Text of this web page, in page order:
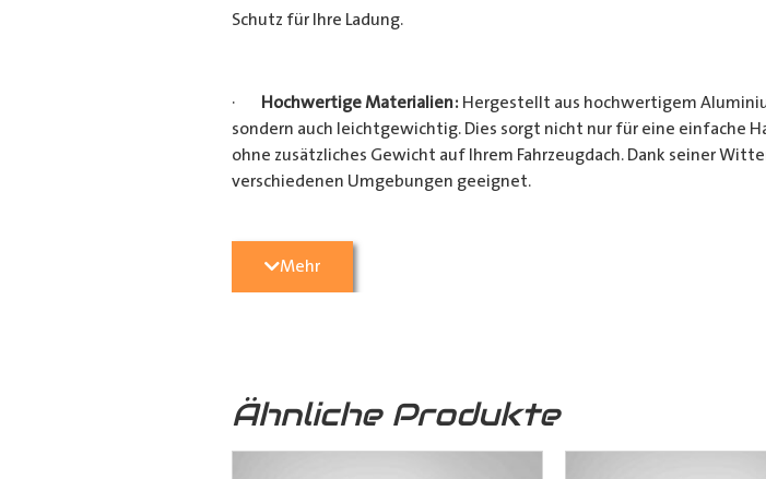
Schutz für Ihre Ladung.
· Hochwertige Materialien: Hergestellt aus hochwertigem
sondern auch leichtgewichtig. Dies sorgt nicht nur für eine einfache
ohne zusätzliches Gewicht auf Ihrem Fahrzeugdach. Dank seiner
verschiedenen Umgebungen geeignet.
Vielseitige Anwendungsmöglichkeiten:
Heimwerkerprojekten, dieses
·Verschiedene Variationen:DasTransportrohr
Mehr
Ähnliche Produkte